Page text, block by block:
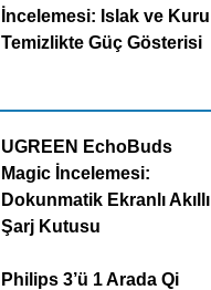
İncelemesi: Islak ve Kuru
Temizlikte Güç Gösterisi
UGREEN EchoBuds
Magic İncelemesi:
Dokunmatik Ekranlı Akıllı
Şarj Kutusu
Philips 3’ü 1 Arada Qi